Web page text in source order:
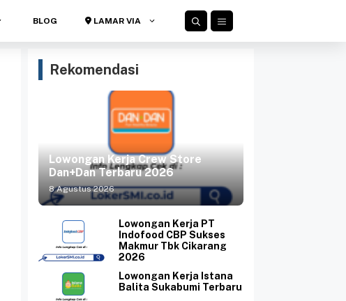
BLOG LAMAR VIA
Rekomendasi
Lowongan Kerja Crew Store
Dan+Dan Terbaru 2026
8 Agustus 2026
Lowongan Kerja PT
Indofood CBP Sukses
Makmur Tbk Cikarang
2026
Lowongan Kerja Istana
Balita Sukabumi Terbaru